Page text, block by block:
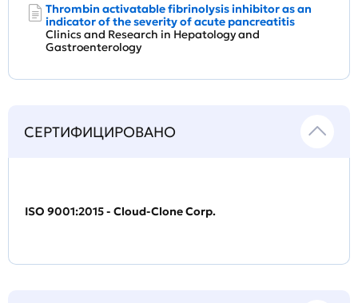
Thrombin activatable fibrinolysis inhibitor as an
indicator of the severity of acute pancreatitis
Clinics and Research in Hepatology and
Gastroenterology
СЕРТИФИЦИРОВАНО
ISO 9001:2015 - Cloud-Clone Corp.